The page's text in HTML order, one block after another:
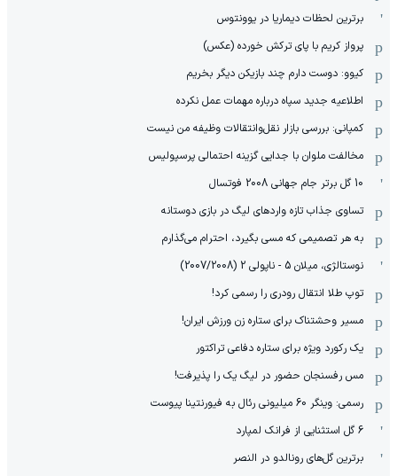
برترین لحظات دیماریا در یوونتوس
پرواز کریم با پای ترکش خورده (عکس)
کیوو: دوست دارم چند بازیکن دیگر بخریم
اطلاعیه جدید سپاه درباره مهمات عمل نکرده
کمپانی: بررسی بازار نقل‌وانتقالات وظیفه من نیست
مخالفت ملوان با جدایی گزینه احتمالی پرسپولیس
10 گل برتر جام جهانی 2008 فوتسال
تساوی جذاب تازه واردهای لیگ در بازی دوستانه
به هر تصمیمی که مسی بگیرد، احترام می‌گذارم
نوستالژی، میلان 5 - ناپولی 2 (2007/2008)
توپ طلا انتقال رودری را رسمی کرد!
مسیر وحشتناک برای ستاره زن ورزش ایران!
یک رکورد ویژه برای ستاره دفاعی تراکتور
مس رفسنجان حضور در لیگ یک را پذیرفت!
رسمی: وینگر 60 میلیونی رئال به فیورنتینا پیوست
6 گل استثنایی از فرانک لمپارد
برترین گل‌های رونالدو در النصر